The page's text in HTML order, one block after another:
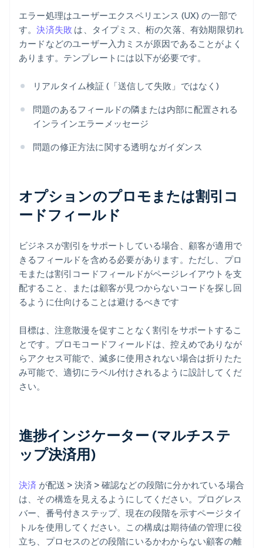
エラー処理はユーザーエクスペリエンス (UX) の一部で
す。決済失敗 は、タイプミス、桁の欠落、有効期限切れ
カードなどのユーザー入力ミスが原因であることがよく
あります。テンプレートには以下が必要です。
リアルタイム検証 (「送信して失敗」ではなく)
問題のあるフィールドの隣または内部に配置される
インラインエラーメッセージ
問題の修正方法に関する透明なガイダンス
オプションのプロモまたは割引コ
ードフィールド
ビジネスが割引をサポートしている場合、顧客が適用で
きるフィールドを含める必要があります。ただし、プロ
モまたは割引コードフィールドがページレイアウトを支
配すること、または顧客が見つからないコードを探し回
るように仕向けることは避けるべきです
目標は、注意散漫を促すことなく割引をサポートするこ
とです。プロモコードフィールドは、控えめでありなが
らアクセス可能で、滅多に使用されない場合は折りたた
み可能で、適切にラベル付けされるように設計してくだ
さい。
進捗インジケーター (マルチステ
ップ決済用)
決済 が配送 > 決済 > 確認などの段階に分かれている場合
は、その構造を見えるようにしてください。プログレス
バー、番号付きステップ、現在の段階を示すページタイ
トルを使用してください。この構成は期待値の管理に役
立ち、プロセスのどの段階にいるかわからない顧客の離